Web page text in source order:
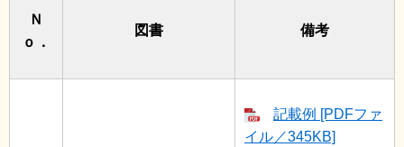
Ｎ
ｏ．
図書 備考
記載例 [PDFファ
イル／345KB]